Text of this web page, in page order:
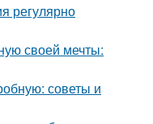
регулярно
своей мечты:
советы и